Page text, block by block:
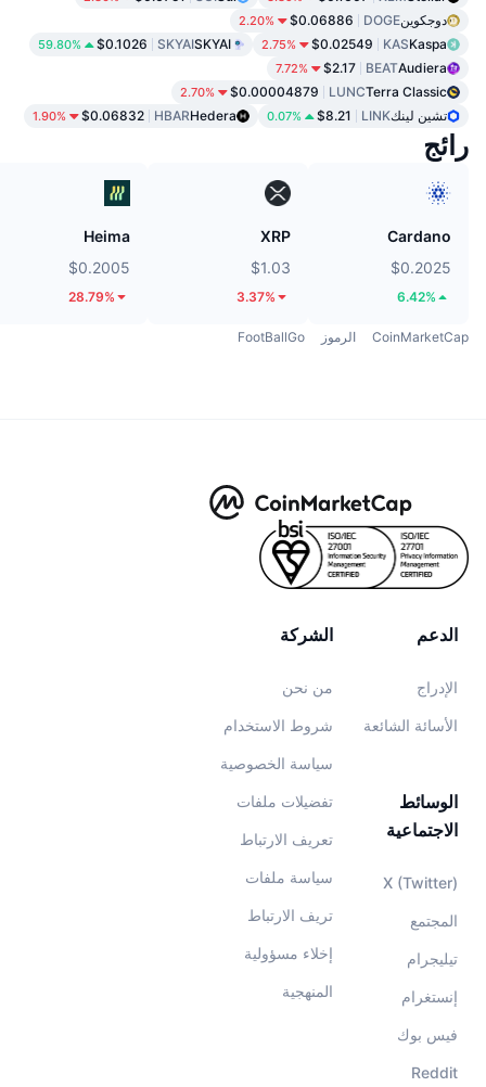
دوجكوينDOGE
$0.06886
2.20%
Kaspa
KAS
$0.02549
2.75%
SKYAI
SKYAI
$0.1026
59.80%
Audiera
BEAT
$2.17
7.72%
Terra Classic
LUNC
$0.00004879
2.70%
تشين لينكLINK
$8.21
0.07%
Hedera
HBAR
$0.06832
1.90%
رائج
Cardano
$0.2025
6.42%
XRP
$1.03
3.37%
Heima
$0.2005
28.79%
CoinMarketCap الرموز FootBallGo
الشركة
من نحن
شروط الاستخدام
سياسة الخصوصية
تفضيلات ملفات
تعريف الارتباط
سياسة ملفات
تريف الارتباط
إخلاء مسؤولية
المنهجية
الدعم
الإدراج
الأسائة الشائعة
الوسائط
الاجتماعية
X (Twitter)
المجتمع
تيليجرام
إنستغرام
فيس بوك
Reddit